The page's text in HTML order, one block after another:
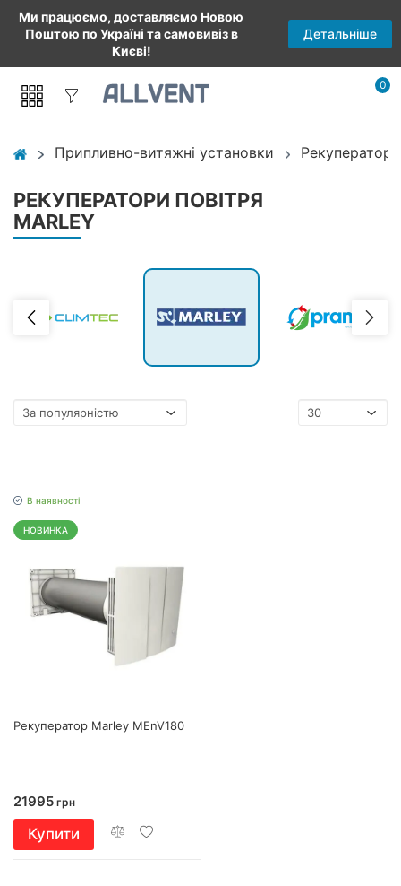
Ми працюємо, доставляємо Новою
Поштою по Україні та самовивіз в
Києві!
Детальніше
0
Припливно-витяжні установки
РЕКУПЕРАТОРИ ПОВІТРЯ
MARLEY
В наявності
НОВИНКА
Рекуператор Marley MEnV180
21995 грн
Купити